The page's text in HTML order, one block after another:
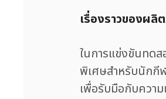
เรื่องราวของผ
ในการแข่งขันทด
พิเศษสำหรับนักกีฬ
เพื่อรับมือกับควา